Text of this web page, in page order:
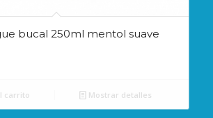
bucal 250ml mentol suave
carrito Mostrar detalles